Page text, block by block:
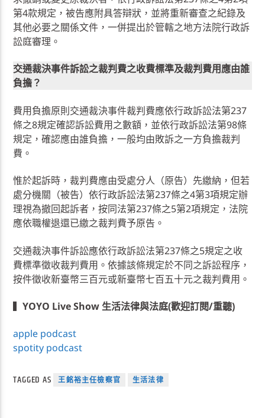
第4款規定，被告應附具答辯狀，並將重新審查之紀錄及
其他必要之關係文件，一併提出於管轄之地方法院行政訴
訟庭審理。
交通裁決事件訴訟之裁判費之收費標準及裁判費用應由誰
負擔？
費用負擔原則交通裁決事件裁判費應依行政訴訟法第237
條之8規定確認訴訟費用之數額，並依行政訴訟法第98條
規定，確認應由誰負擔，一般均由敗訴之一方負擔裁判
費。
惟於起訴時，裁判費應由受處分人（原告）先繳納，但若
處分機關（被告）依行政訴訟法第237條之4第3項規定辦
理視為撤回起訴者，按同法第237條之5第2項規定，法院
應依職權退還已繳之裁判費予原告。
交通裁決事件訴訟應依行政訴訟法第237條之5規定之收
費標準徵收裁判費用。依據該條規定於不同之訴訟程序，
按件徵收新臺幣三百元或新臺幣七百五十元之裁判費用。
▍YOYO Live Show 生活法律與法庭(歡迎訂閱/重聽)
apple podcast
spotity podcast
TAGGED AS 王銘裕主任檢察官 生活法律